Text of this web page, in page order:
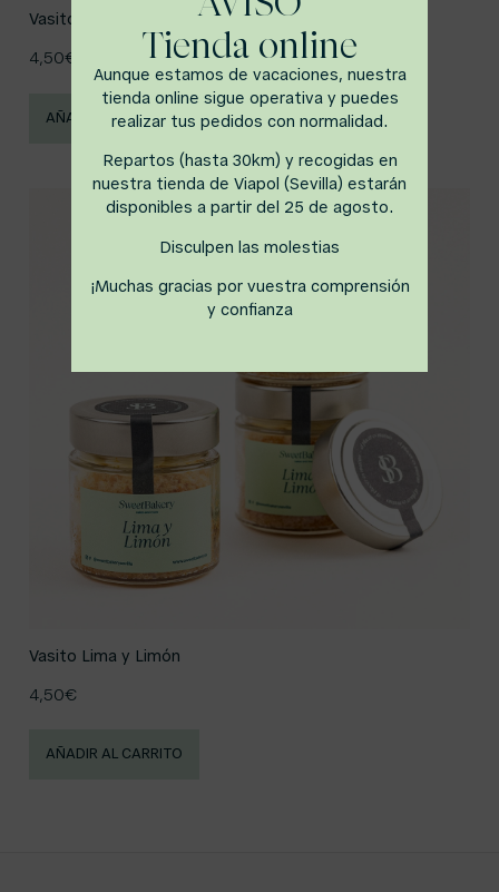
Vasito Muerte por Chocolate
4,50€
AÑADIR AL CARRITO
Vasito Lima y Limón
4,50€
AÑADIR AL CARRITO
Tienda online
Aunque estamos de vacaciones, nuestra
tienda online sigue operativa y puedes
realizar tus pedidos con normalidad.
Repartos (hasta 30km) y recogidas en
nuestra tienda de Viapol (Sevilla) estarán
disponibles a partir del 25 de agosto.
Disculpen las molestias
¡Muchas gracias por vuestra comprensión
y confianza